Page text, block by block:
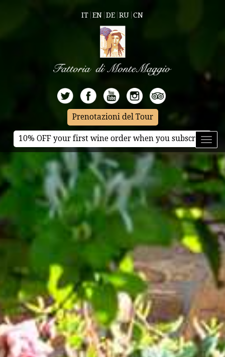
IT EN DE RU CN
Prenotazioni del Tour
10% OFF your first wine order when you subscribe